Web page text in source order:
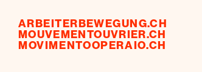
ARBEITERBEWEGUNG.CH
MOUVEMENTOUVRIER.CH
MOVIMENTOOPERAIO.CH